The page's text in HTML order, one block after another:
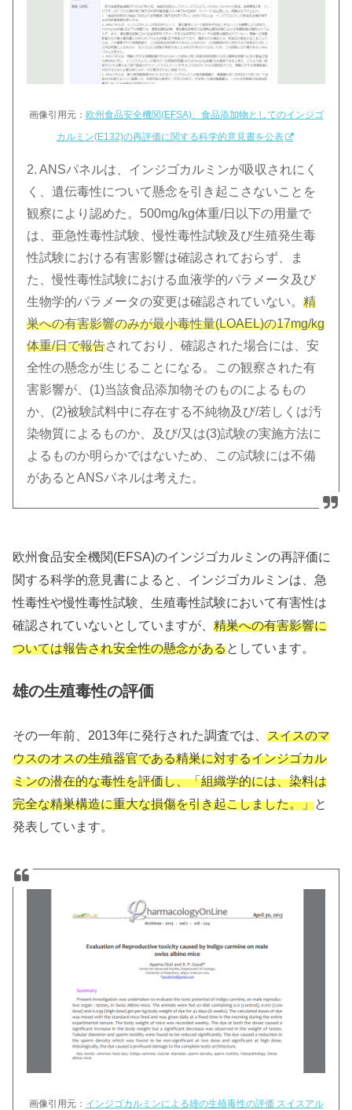
画像引用元： 欧州食品安全機関(EFSA)、食品添加物としてのインジゴ
カルミン(E132)の再評価に関する科学的意見書を公表
2. ANSパネルは、インジゴカルミンが吸収されにく
く、遺伝毒性について懸念を引き起こさないことを
観察により認めた。500mg/kg体重/日以下の用量で
は、亜急性毒性試験、慢性毒性試験及び生殖発生毒
性試験における有害影響は確認されておらず、ま
た、慢性毒性試験における血液学的パラメータ及び
生物学的パラメータの変更は確認されていない。精
巣への有害影響のみが最小毒性量(LOAEL)の17mg/kg
体重/日で報告されており、確認された場合には、安
全性の懸念が生じることになる。この観察された有
害影響が、(1)当該食品添加物そのものによるもの
か、(2)被験試料中に存在する不純物及び/若しくは汚
染物質によるものか、及び/又は(3)試験の実施方法に
よるものか明らかではないため、この試験には不備
があるとANSパネルは考えた。
欧州食品安全機関(EFSA)のインジゴカルミンの再評価に
関する科学的意見書によると、インジゴカルミンは、急
性毒性や慢性毒性試験、生殖毒性試験において有害性は
確認されていないとしていますが、精巣への有害影響に
ついては報告され安全性の懸念があるとしています。
雄の生殖毒性の評価
その一年前、2013年に発行された調査では、スイスのマ
ウスのオスの生殖器官である精巣に対するインジゴカル
ミンの潜在的な毒性を評価し、「組織学的には、染料は
完全な精巣構造に重大な損傷を引き起こしました。」と
発表しています。
画像引用元： インジゴカルミンによる雄の生殖毒性の評価 スイスアル